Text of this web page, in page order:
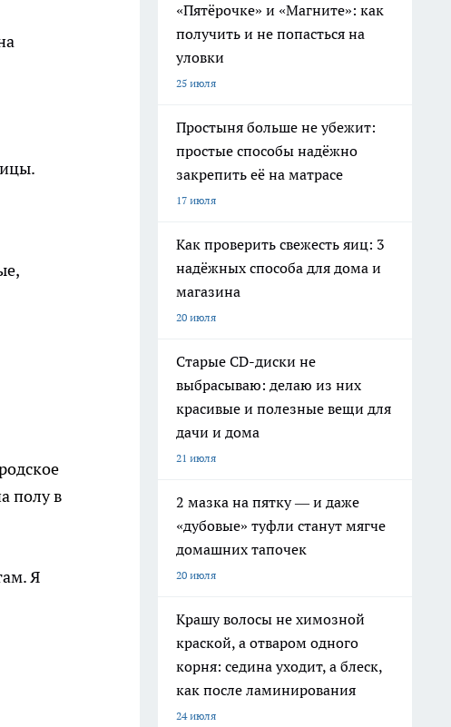
полу в
Я
«Пятёрочке» и «Магните»: как
получить и не попасться на
уловки
25 июля
Простыня больше не убежит:
простые способы надёжно
закрепить её на матрасе
17 июля
Как проверить свежесть яиц: 3
надёжных способа для дома и
магазина
20 июля
Старые CD-диски не
выбрасываю: делаю из них
красивые и полезные вещи для
дачи и дома
21 июля
2 мазка на пятку — и даже
«дубовые» туфли станут мягче
домашних тапочек
20 июля
Крашу волосы не химозной
краской, а отваром одного
корня: седина уходит, а блеск,
как после ламинирования
24 июля